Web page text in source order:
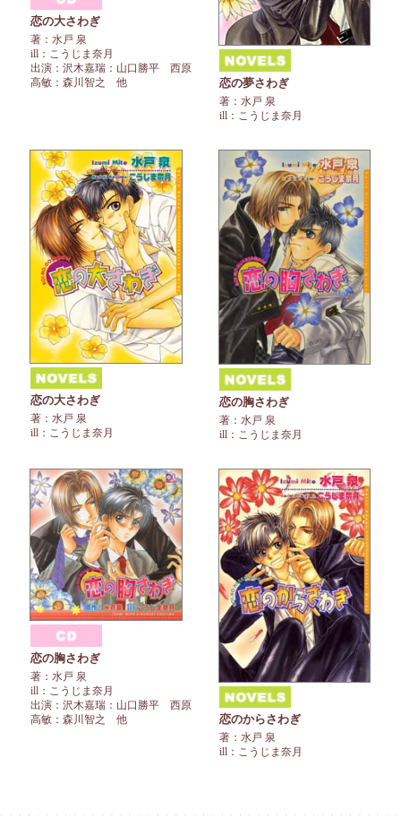
恋の大さわぎ
著：水戸 泉
ill：こうじま奈月
出演：沢木嘉瑞：山口勝平 西原
高敏：森川智之 他
恋の夢さわぎ
著：水戸 泉
ill：こうじま奈月
恋の大さわぎ
著：水戸 泉
ill：こうじま奈月
恋の胸さわぎ
著：水戸 泉
ill：こうじま奈月
恋の胸さわぎ
著：水戸 泉
ill：こうじま奈月
出演：沢木嘉瑞：山口勝平 西原
高敏：森川智之 他
恋のからさわぎ
著：水戸 泉
ill：こうじま奈月